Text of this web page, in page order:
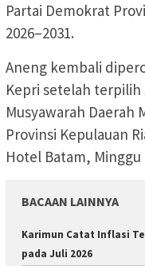
Partai Demokrat
2026–2031.
Aneng kembali
Kepri setelah terpilih
Musyawarah Daerah
Provinsi Kepulauan
Hotel Batam, Minggu
BACAAN LAINNYA
Karimun Catat Inflasi
pada Juli 2026